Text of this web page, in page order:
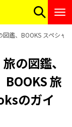
鑑、BOOKS スペシャ
の図鑑、
BOOKS 旅
のガイ